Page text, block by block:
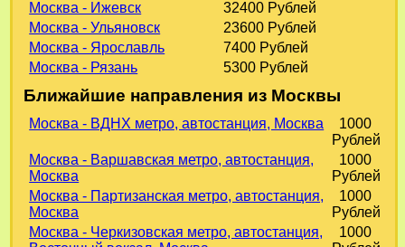
Москва - Ижевск
32400 Рублей
Москва - Ульяновск
23600 Рублей
Москва - Ярославль
7400 Рублей
Москва - Рязань
5300 Рублей
Ближайшие направления из Москвы
Москва - ВДНХ метро, автостанция, Москва
1000
Рублей
Москва - Варшавская метро, автостанция,
Москва
1000
Рублей
Москва - Партизанская метро, автостанция,
Москва
1000
Рублей
Москва - Черкизовская метро, автостанция,
1000